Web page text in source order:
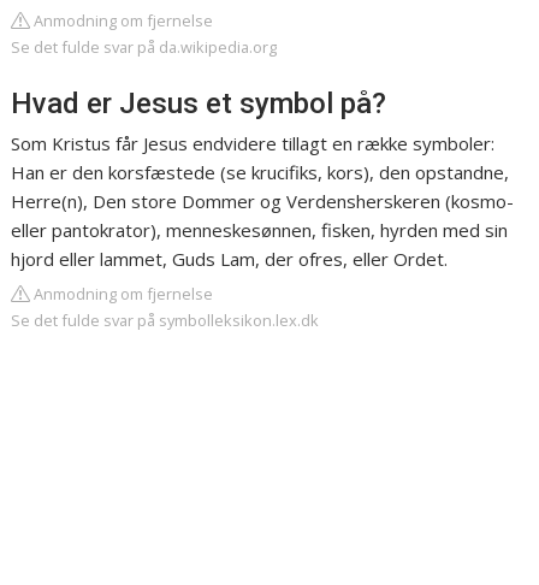
Anmodning om fjernelse
Se det fulde svar på da.wikipedia.org
Hvad er Jesus et symbol på?
Som Kristus får Jesus endvidere tillagt en række symboler:
Han er den korsfæstede (se krucifiks, kors), den opstandne,
Herre(n), Den store Dommer og Verdensherskeren (kosmo-
eller pantokrator), menneskesønnen, fisken, hyrden med sin
hjord eller lammet, Guds Lam, der ofres, eller Ordet.
Anmodning om fjernelse
Se det fulde svar på symbolleksikon.lex.dk